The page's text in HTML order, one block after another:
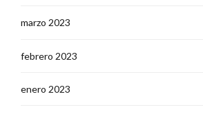
marzo 2023
febrero 2023
enero 2023